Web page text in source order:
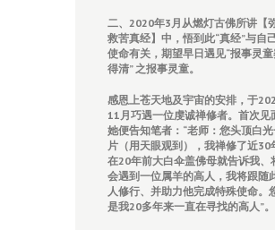
二、2020年3月从燃灯古佛所讲【
救苦真经】中，悟到此“真经”与自
使命有关，期望早日遇见“报事灵
得清” 之报事灵童。
感恩上苍天地及宇宙的安排，于
11月巧遇一位虔诚禅修者。首次见
她便告知笔者：“老师：您头顶白
片（用天眼观到），我禅修了近30
在20年前大白伞盖佛母就告诉我、
会遇到一位属羊的高人，我将跟随
人修行、并助力他完成特殊使命。
是我20多年来一直在寻找的高人”。